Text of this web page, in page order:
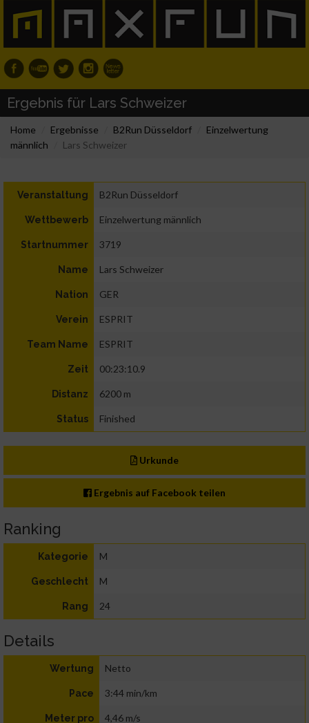
Ergebnis für Lars Schweizer
Home Ergebnisse B2Run Düsseldorf
Einzelwertung
männlich
Lars Schweizer
Veranstaltung B2Run Düsseldorf
Wettbewerb Einzelwertung männlich
Startnummer 3719
Name Lars Schweizer
Nation GER
Verein ESPRIT
Team Name ESPRIT
Zeit 00:23:10.9
Distanz 6200 m
Status Finished
Urkunde
Ergebnis auf Facebook teilen
Ranking
Kategorie M
Geschlecht M
Rang 24
Details
Wertung Netto
Pace 3:44 min/km
Meter pro
4,46 m/s